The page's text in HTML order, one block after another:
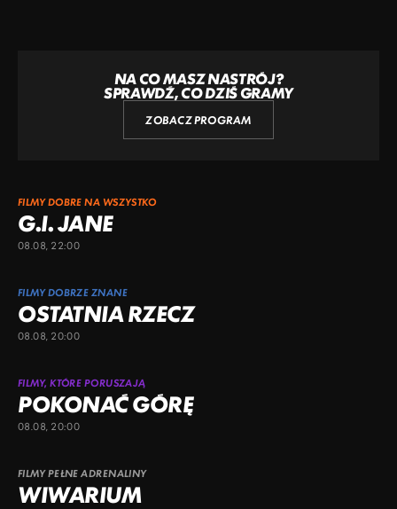
NA CO MASZ NASTRÓJ?
SPRAWDŹ, CO DZIŚ GRAMY
ZOBACZ PROGRAM
FILMY DOBRE NA WSZYSTKO
G.I. JANE
08.08, 22:00
FILMY DOBRZE ZNANE
OSTATNIA RZECZ
08.08, 20:00
FILMY, KTÓRE PORUSZAJĄ
POKONAĆ GÓRĘ
08.08, 20:00
FILMY PEŁNE ADRENALINY
WIWARIUM